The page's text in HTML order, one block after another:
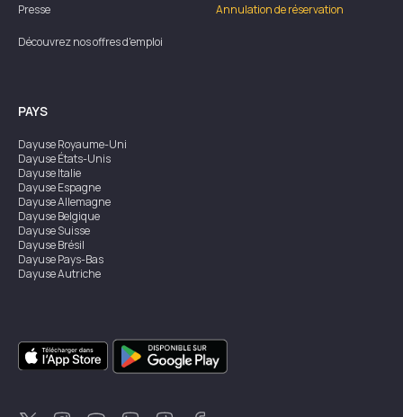
Presse
Découvrez nos offres d'emploi
Annulation de réservation
PAYS
DayuseRoyaume-Uni
DayuseÉtats-Unis
DayuseItalie
DayuseEspagne
DayuseAllemagne
DayuseBelgique
DayuseSuisse
DayuseBrésil
DayusePays-Bas
DayuseAutriche
DayuseSingapour
DayuseSuède
DayuseThaïlande